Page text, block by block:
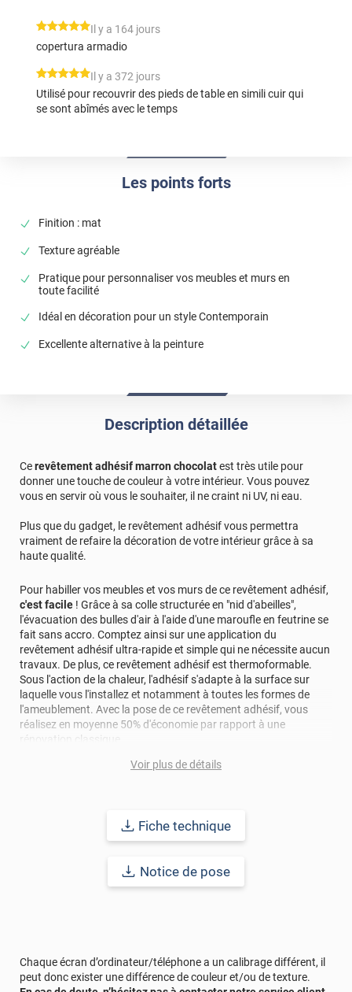
Les points forts
Finition : mat
Texture agréable
Pratique pour personnaliser vos meubles et murs en
toute facilité
Idéal en décoration pour un style Contemporain
Excellente alternative à la peinture
*****
Il y a 164 jours
copertura armadio
*****
Il y a 372 jours
Utilisé pour recouvrir des pieds de table en simili cuir qui
se sont abîmés avec le temps
Description détaillée
Cerevêtement adhésif marron chocolatest très utile pour
donner une touche de couleur à votre intérieur. Vous pouvez
vous en servir où vous le souhaiter, il ne craint ni UV, ni eau.
Plus que du gadget, le revêtement adhésif vous permettra
vraiment de refaire la décoration de votre intérieur grâce à sa
haute qualité.
Pour habiller vos meubles et vos murs de ce revêtement adhésif,
c'est facile ! Grâce à sa colle structurée en "nid d'abeilles",
l'évacuation des bulles d'air à l'aide d'une maroufle en feutrine se
fait sans accro. Comptez ainsi sur une application du
revêtement adhésif ultra-rapide et simple qui ne nécessite aucun
travaux. De plus, ce revêtement adhésif est thermoformable.
Sous l'action de la chaleur, l'adhésif s'adapte à la surface sur
laquelle vous l'installez et notamment à toutes les formes de
l'ameublement. Avec la pose de ce revêtement adhésif, vous
réalisez en moyenne 50% d'économie par rapport à une
rénovation classique.
Pour donner une seconde jeunesse à vos murs ou meubles,
Grâce à son épaisseur, cet adhésif masque également les petites
imperfections. Classé A+ au test C.O.V et C-s2,d0 au feu, ce
: 10 ans en pose intérieur (anti craquèlement,
d'échantillons gratuite.
Voir plus de détails
Fiche technique
Notice de pose
Chaque écran d’ordinateur/téléphone a un calibrage différent, il
peut donc exister une différence de couleur et/ou de texture.